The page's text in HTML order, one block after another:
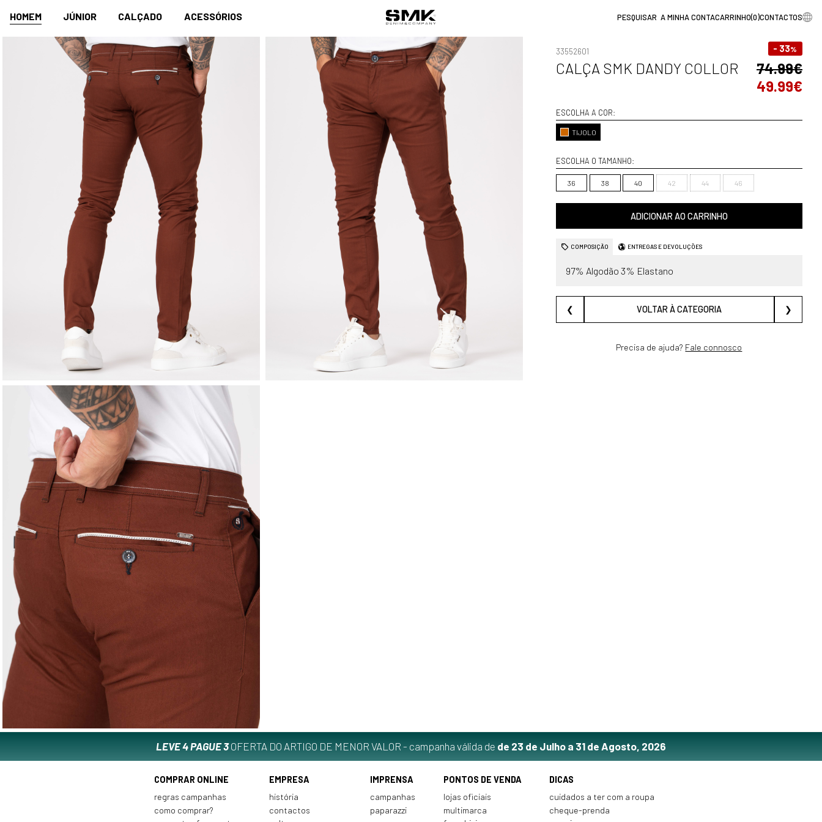
HOMEM JÚNIOR CALÇADO ACESSÓRIOS A MINHA CONTACARRINHO(0)CONTACTOS
- 33%
33552601
CALÇA SMK DANDY COLLOR
74.99€
49.99€
ESCOLHA A COR:
TIJOLO
ESCOLHA O TAMANHO:
36 38 40 42 44 46
ADICIONAR AO CARRINHO
COMPOSIÇÃO ENTREGAS E DEVOLUÇÕES
97% Algodão 3% Elastano
❮ VOLTAR À CATEGORIA ❯
Precisa de ajuda? Fale connosco
LEVE 4 PAGUE 3OFERTA DO ARTIGO DE MENOR VALOR - campanha válida de de 23 de Julho a 31 de Agosto, 2026
COMPRAR ONLINE
regras campanhas
como comprar?
EMPRESA
história
contactos
IMPRENSA
campanhas
paparazzi
PONTOS DE VENDA
lojas oficiais
multimarca
DICAS
cuidados a ter com a roupa
cheque-prenda